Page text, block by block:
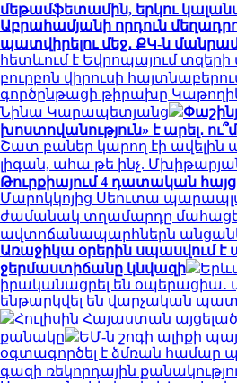
մեթամֆետամին, երկու
Աբրահամյանի որդուն
պատվիրելու մեջ․ ՔԿ-ն
հետևում է Եվրոպայում
բուրբոն վիրուսի
գործընթացի թիրախը
Նինա Կարապետյանց
խոստովանություն» է արել․
Շատ բաներ կարող էի ավելին
լիգան, ահա թե ինչ.
Թուրքիայում 4 դատական հայց
Մարոկկոյից Սեուտա
ժամանակ տղամարդը
ավտոճանապարհներն
Առաջիկա օրերին սպասվում
ջերմաստիճանը կնվազի
իրականացրել են օպերացիա․
ենթարկվել են վարչական
Հուլիսին Հայաստան
քանակը
ԵՄ-ն շոգի ալիքի
օգտագործել է ձմռան համար
գազի ռեկորդային